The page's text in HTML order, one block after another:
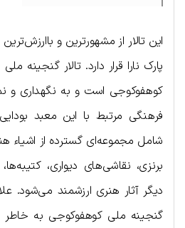
این تالار از مشهورترین و
پارک نارا قرار دارد. تالار گنجینه
کوهفوکوجی است و به نگهداری و
فرهنگی مرتبط با این معبد
شامل مجموعه‌ای گسترده از
برنزی، نقاشی‌های دیواری،
دیگر آثار هنری ارزشمند می‌شود.
گنجینه ملی کوهفوکوجی به